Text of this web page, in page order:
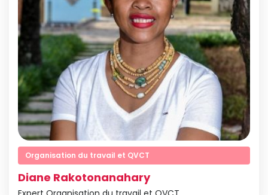
Organisation du travail et QVCT
Diane Rakotonanahary